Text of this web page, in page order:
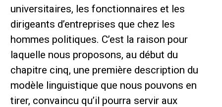
universitaires, les fonctionnaires et les
dirigeants d’entreprises que chez les
hommes politiques. C’est la raison pour
laquelle nous proposons, au début du
chapitre cinq, une première description du
modèle linguistique que nous pouvons en
tirer, convaincu qu’il pourra servir aux